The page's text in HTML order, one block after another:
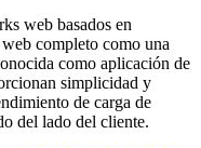
web basados en
completo como una
como aplicación de
simplicidad y
de carga de
del lado del cliente.